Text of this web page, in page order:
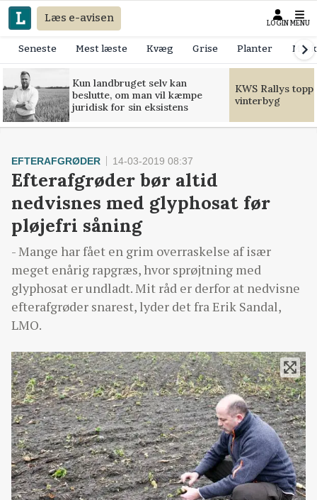
Læs e-avisen LOGIN MENU
Seneste Mest læste Kvæg Grise Planter
Kun landbruget selv kan
beslutte, om man vil kæmpe
juridisk for sin eksistens
KWS Rallys
vinterbyg
EFTERAFGRØDER 14-03-2019 08:37
Efterafgrøder bør altid
nedvisnes med glyphosat før
pløjefri såning
- Mange har fået en grim overraskelse af især
meget enårig rapgræs, hvor sprøjtning med
glyphosat er undladt. Mit råd er derfor at nedvisne
efterafgrøder snarest, lyder det fra Erik Sandal,
LMO.